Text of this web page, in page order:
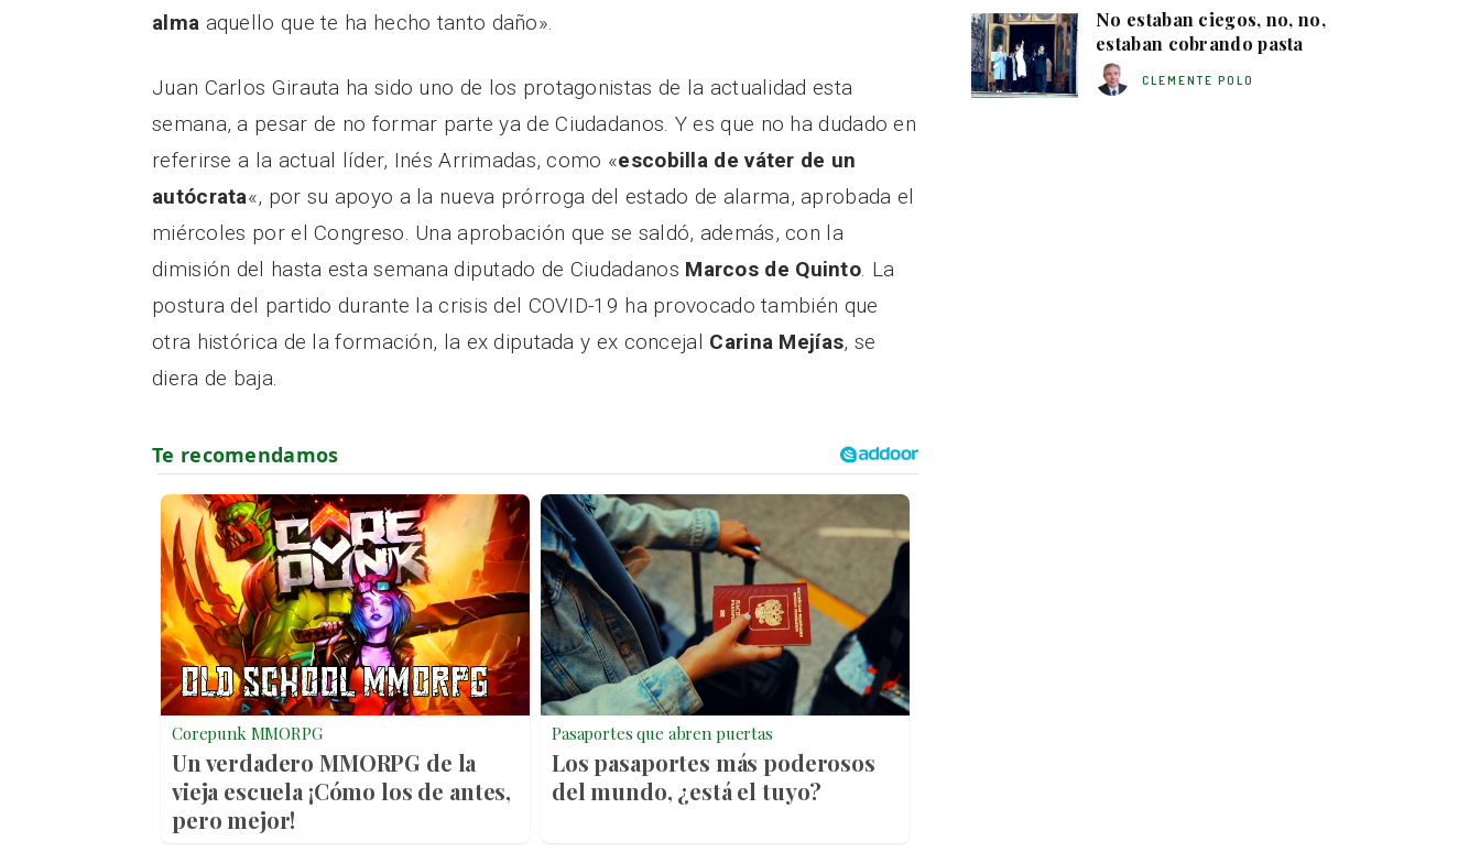
alma aquello que te ha hecho tanto daño».
Juan Carlos Girauta ha sido uno de los protagonistas de la actualidad esta
semana, a pesar de no formar parte ya de Ciudadanos. Y es que no ha dudado en
referirse a la actual líder, Inés Arrimadas, como «escobilla de váter de un
autócrata«, por su apoyo a la nueva prórroga del estado de alarma, aprobada el
miércoles por el Congreso. Una aprobación que se saldó, además, con la
dimisión del hasta esta semana diputado de Ciudadanos Marcos de Quinto. La
postura del partido durante la crisis del COVID-19 ha provocado también que
otra histórica de la formación, la ex diputada y ex concejal Carina Mejías, se
diera de baja.
Corepunk MMORPG
Un verdadero MMORPG de la
vieja escuela ¡Cómo los de antes,
pero mejor!
Pasaportes que abren puertas
Los pasaportes más poderosos
del mundo, ¿está el tuyo?
No estaban ciegos, no, no,
estaban cobrando pasta
CLEMENTE POLO